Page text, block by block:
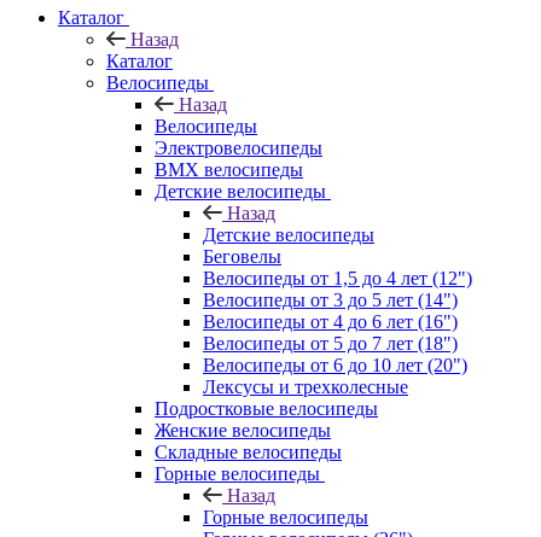
Каталог
Назад
Каталог
Велосипеды
Назад
Велосипеды
Электровелосипеды
BMX велосипеды
Детские велосипеды
Назад
Детские велосипеды
Беговелы
Велосипеды от 1,5 до 4 лет (12")
Велосипеды от 3 до 5 лет (14")
Велосипеды от 4 до 6 лет (16")
Велосипеды от 5 до 7 лет (18")
Велосипеды от 6 до 10 лет (20")
Лексусы и трехколесные
Подростковые велосипеды
Женские велосипеды
Складные велосипеды
Горные велосипеды
Назад
Горные велосипеды